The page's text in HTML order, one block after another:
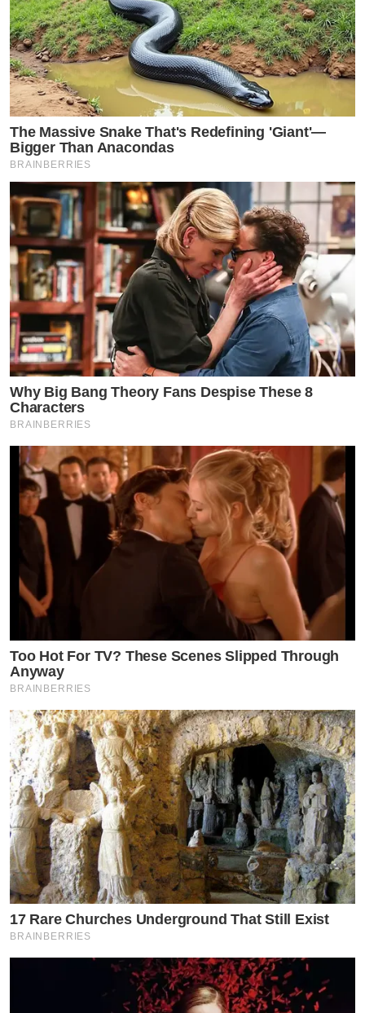
The White Lotus จะมาถ่ายทำที่เมืองไทย เราก็กรี้ดมาก
ชอบซีรีส์เรื่องนี้มาก ยูไปทำได้ยังไง ดีใจกับยูด้วยนะ ก็เลย
บอกพี่ดอมว่า เราชอบมากเลยนะถ้ามีโอกาสอะไรก็ได้ เป็น
อะไรก็ได้ในนั้น ฝากบอกพี่ที่แคสด้วยนะว่าโยอยากร่วมแสดง
เวลาผ่านไปหลายเดือน คิดว่าไม่น่าจะมีโอกาสแล้วเพราะ
เขาถ่ายทำกันไปแล้ว แต่พี่แคสติ้งโทรมา เมื่อเดือนมีนาคมปี
ที่แล้ว บอกว่ามีบทให้ไปแคส แต่ใช้คิวหลายวัน มากเลย ต้อง
ไปใต้ ซึ่งตอนนั้นเราคิวไม่ได้เลยคือยุ่งมากก็เฟลไป
แล้วก็ไม่คิดว่าอีกหลายเดือนต่อมาน่าจะประมาณมิถุนายนปี
ที่แล้ว พี่หนอนก็โทรมาใหม่ว่ามีบทนี้ถ่ายที่กรุงเทพฯด้วย ใช้
เราชอบเหรอ แต่ว่าต้องส่งเทปไปแคสติ้งนะ ซึ่งเราห่างหาย
จากการแคสมานานแล้ว มีบทพูดประมาณหนึ่งถึงสองบท
เราส่งไปเลย 4 บท โดยให้เพื่อนมาช่วยถ่าย ไม่บอกเพื่อน
ด้วยนะว่าแคสอะไร เพราะต้องเซ็นเอกสารความลับ ส่งเทป
ไปแบบไม่กล้าคาดหวัง เพราะห่างจากวงการมานาน เพราะ
มีคนอื่นแคสด้วยไม่ใช่แค่เราคนเดียว เราทำดีที่สุด แล้วก็
ติดต่อกลับมา ตอนนั้นไม่อยู่เมืองไทยไปไหว้พระที่ฮ่องกง
พี่แคสติ้งโทรมาบอกว่า…..โยเกิร์ตดีใจด้วยนะ ยูได้เล่นเรื่องนี้
คือกรี๊ดเลยค่ะ ดีใจมาก ซึ่งไม่รู้เลยว่าตอนไปถ่ายจะเห็นเรา
ไหม (หัวเราะ) ตัวละครเป็นเหมือนบาร์เทนเดอร์ในบาร์ ซีน
คือมีนักแสดง 2 คนคุยกัน แล้วเขาสั่งเครื่องดื่มกับเรา ซึ่งบท
สนทนาจะมีประมาณสองประโยค แต่ว่าตอนเขาขอชื่อขึ้น
เครดิตเราก็รู้สึกว่าปลื้ม ได้มีชื่อด้วยเหรอ เราเป็นแค่ตัวเอ็กต
ร้านะ มีชื่อในเครดิตท้ายเรื่องด้วยเหรอ แล้วพอวันออนแอร์
ได้ดูก็คือตื่นเต้นแล้วก็ดีใจมาก เห็นเราประมาณ 1 วินาที
The Massive Snake That's Redefining 'Giant'—
Bigger Than Anacondas
BRAINBERRIES
Why Big Bang Theory Fans Despise These 8
Characters
BRAINBERRIES
Too Hot For TV? These Scenes Slipped Through
Anyway
BRAINBERRIES
17 Rare Churches Underground That Still Exist
BRAINBERRIES